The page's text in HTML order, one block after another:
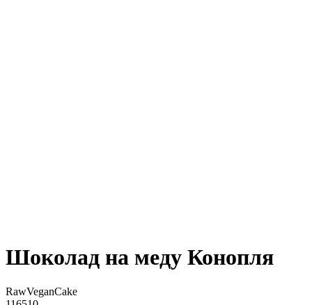
Шоколад на меду Конопля
RawVeganCake